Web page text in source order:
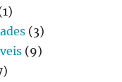
(3)
(9)